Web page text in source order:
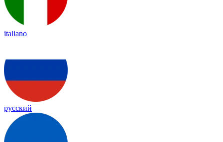
italiano
русский